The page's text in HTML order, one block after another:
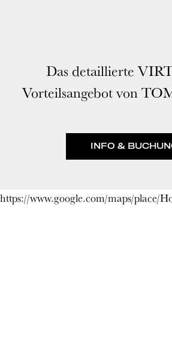
Das detaillierte
Vorteilsangebot von
INFO &
https://www.google.com/maps/place/